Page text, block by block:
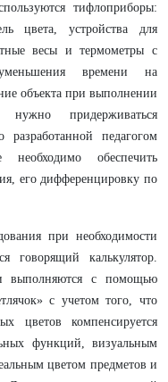
тифлоприборы:
цвета, устройства для
весы и термометры с
времени на
объекта при выполнении
нужно придерживаться
разработанной педагогом
обеспечить
его дифференцировку по
при необходимости
говорящий калькулятор.
выполняются с помощью
с учетом того, что
цветов компенсируется
функций, визуальным
цветом предметов и